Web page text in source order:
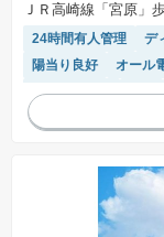
ＪＲ高崎線「宮原」
24時間有人管理 デ
陽当り良好
オール
エレベーター
WIC